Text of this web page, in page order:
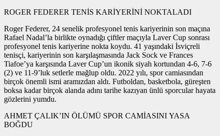
ROGER FEDERER TENİS KARİYERİNİ NOKTALADI
Roger Federer, 24 senelik profesyonel tenis kariyerinin son maçına
Rafael Nadal’la birlikte oynadığı çiftler maçıyla Laver Cup sonrası
profesyonel tenis kariyerine nokta koydu. 41 yaşındaki İsviçreli
tenisçi, kariyerinin son karşılaşmasında Jack Sock ve Frances
Tiafoe’ya karşısında Laver Cup’un ikonik siyah kortundan 4-6, 7-6
(2) ve 11-9’luk setlerle mağlup oldu. 2022 yılı, spor camiasından
birçok önemli ismi aramızdan aldı. Futboldan, basketbola, güreşten
boksa kadar birçok alanda adını tarihe kazıyan ünlü sporcular hayata
gözlerini yumdu.
AHMET ÇALIK’IN ÖLÜMÜ SPOR CAMİASINI YASA
BOĞDU